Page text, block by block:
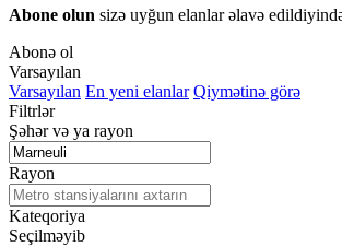
Abone olun sizə uyğun elanlar əlavə
Abonə ol
Varsayılan
Varsayılan En yeni elanlar Qiymətinə görə
Filtrlər
Şəhər və ya rayon
Rayon
Kateqoriya
Seçilməyib